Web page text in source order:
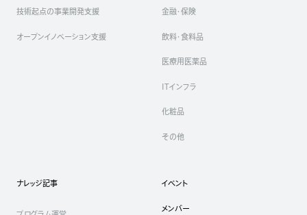
技術起点の事業開発支援
オープンイノベーション支援
金融・保険
飲料・食料品
医療用医薬品
ITインフラ
化粧品
その他
ナレッジ記事 イベント
メンバー